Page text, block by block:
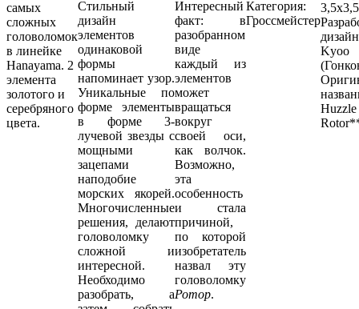
самых
сложных
головоломок
в линейке
Hanayama. 2
элемента
золотого и
серебряного
цвета.
Стильный
дизайн
элементов
одинаковой
формы
напоминает узор.
Уникальные по
форме элементы
в форме 3-
лучевой звезды с
мощными
зацепами
наподобие
морских якорей.
Многочисленные
решения, делают
головоломку
сложной и
интересной.
Необходимо
разобрать, а
Интересный
факт: в
разобранном
виде
каждый из
элементов
может
вращаться
вокруг
своей оси,
как волчок.
Возможно,
эта
особенность
и стала
причиной,
по которой
изобретатель
назвал эту
головоломку
Ротор.
Категория:
Гроссмейстер
Kyoo